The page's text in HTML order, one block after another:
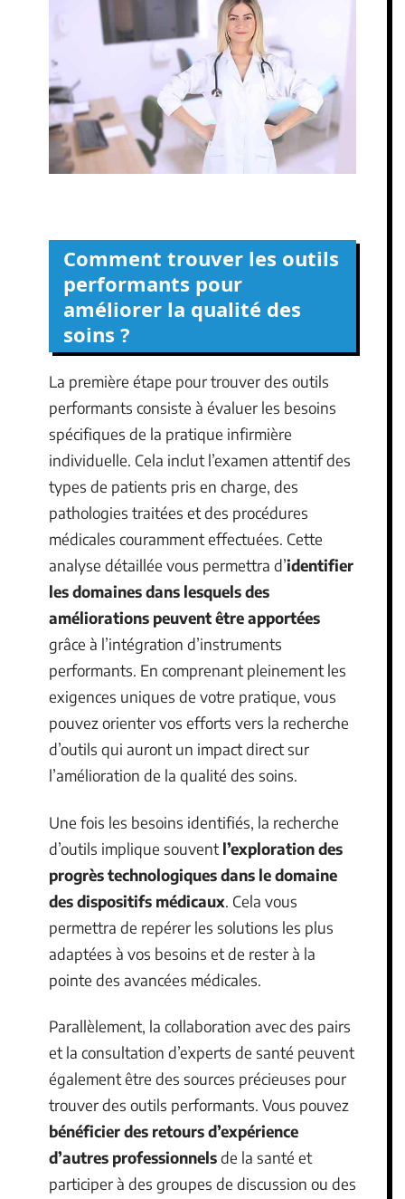
Comment trouver les outils
performants pour
améliorer la qualité des
soins ?
La première étape pour trouver des outils
performants consiste à évaluer les besoins
spécifiques de la pratique infirmière
individuelle. Cela inclut l’examen attentif des
types de patients pris en charge, des
pathologies traitées et des procédures
médicales couramment effectuées. Cette
analyse détaillée vous permettra d’identifier
les domaines dans lesquels des
améliorations peuvent être apportées
grâce à l’intégration d’instruments
performants. En comprenant pleinement les
exigences uniques de votre pratique, vous
pouvez orienter vos efforts vers la recherche
d’outils qui auront un impact direct sur
l’amélioration de la qualité des soins.
Une fois les besoins identifiés, la recherche
d’outils implique souvent l’explorationdes
progrès technologiques dans le domaine
des dispositifs médicaux. Cela vous
permettra de repérer les solutions les plus
adaptées à vos besoins et de rester à la
pointe des avancées médicales.
Parallèlement, la collaboration avec des pairs
et la consultation d’experts de santé peuvent
également être des sources précieuses pour
trouver des outils performants. Vous pouvez
bénéficier des retours d’expérience
d’autres professionnelsde la santé et
participer à des groupes de discussion ou des